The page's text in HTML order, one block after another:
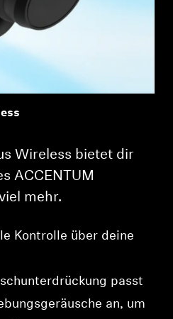
Wireless bietet dir
ACCENTUM
mehr.
Kontrolle über deine
passt
an, um